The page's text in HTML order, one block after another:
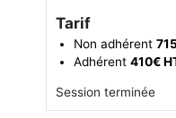
Tarif
Non adhérent
Adhérent 410€
Session terminée